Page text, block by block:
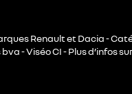
Renault et Dacia -
- Viséo CI - Plus d’infos